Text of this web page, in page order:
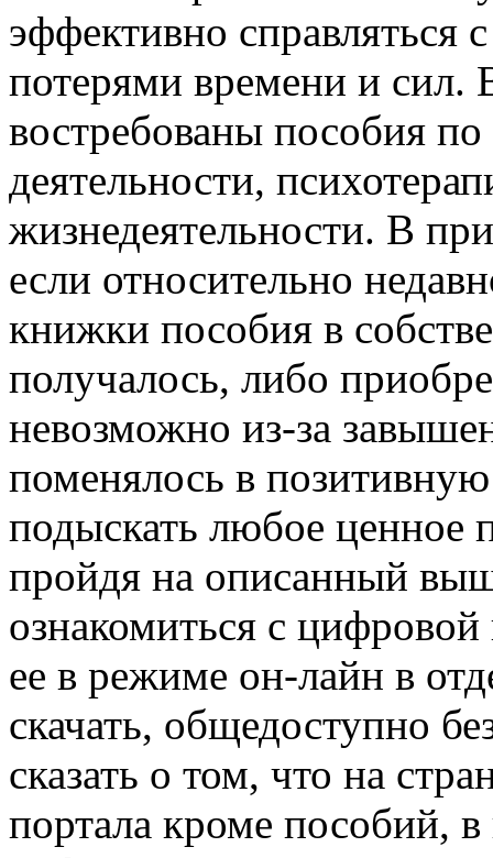
эффективно справляться
потерями времени и сил.
востребованы пособия
деятельности,
жизнедеятельности. В
если относительно
книжки пособия в
получалось, либо
невозможно из-за
поменялось в
подыскать любое ценное
пройдя на описанный
ознакомиться с
ее в режиме он-лайн в
скачать, общедоступно
сказать о том, что на
портала кроме пособий,